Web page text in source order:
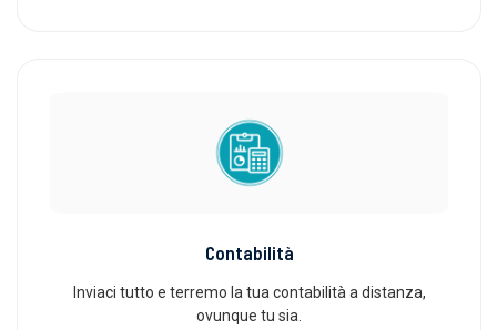
Contabilità
Inviaci tutto e terremo la tua contabilità a distanza,
ovunque tu sia.